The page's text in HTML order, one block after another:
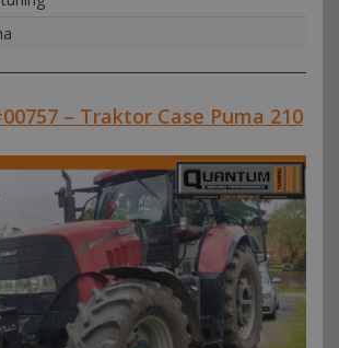
– Traktor Case Puma 210